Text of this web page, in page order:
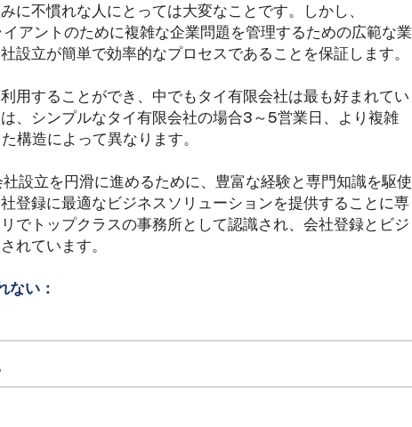
に不慣れな人にとっては大変なことです。しかし、
アントのために複雑な企業問題を管理するための広範な業
設立が簡単で効率的なプロセスであることを保証します。
用することができ、中でもタイ有限会社は最も好まれてい
、シンプルなタイ有限会社の場合3～5営業日、より複雑
構造によって異なります。
設立を円滑に進めるために、豊富な経験と専門知識を駆使
登録に最適なビジネスソリューションを提供することに専
でトップクラスの事務所として認識され、会社登録とビジ
れています。
ない：